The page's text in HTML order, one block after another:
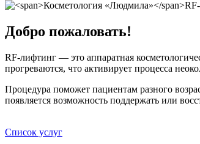
Добро пожаловать!
RF-лифтинг — это аппаратная
прогреваются, что активирует процесса
Процедура поможет пациентам разного
появляется возможность поддержать или
Список услуг